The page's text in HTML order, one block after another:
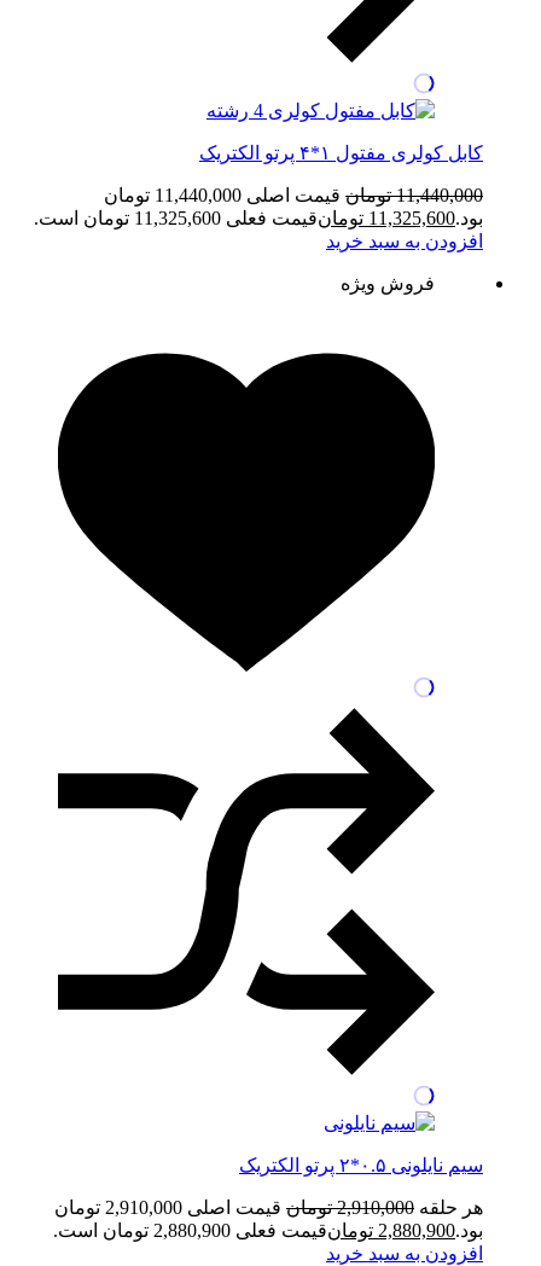
کابل کولری مفتول ۱*۴ پرتو الکتریک
11,440,000 تومان
قیمت اصلی 11,440,000 تومان
بود.11,325,600 تومانقیمت فعلی 11,325,600 تومان است.
افزودن به سبد خرید
فروش ویژه
سیم نایلونی ۰.۵*۲ پرتو الکتریک
هر حلقه 2,910,000 تومان
قیمت اصلی 2,910,000 تومان
بود.2,880,900 تومانقیمت فعلی 2,880,900 تومان است.
افزودن به سبد خرید